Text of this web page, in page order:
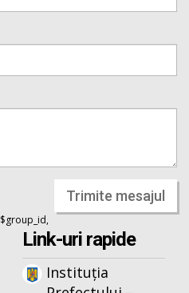
Trimite mesajul
Link-uri rapide
Instituția